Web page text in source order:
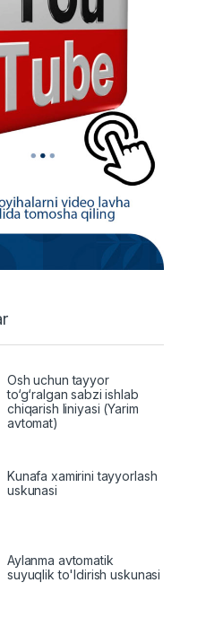
Osh uchun tayyor
to‘g‘ralgan sabzi ishlab
chiqarish liniyasi (Yarim
avtomat)
Kunafa xamirini tayyorlash
uskunasi
Aylanma avtomatik
suyuqlik to'ldirish uskunasi